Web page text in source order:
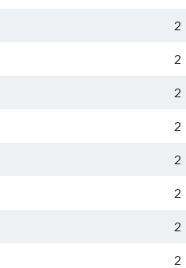
2
2
2
2
2
2
2
2